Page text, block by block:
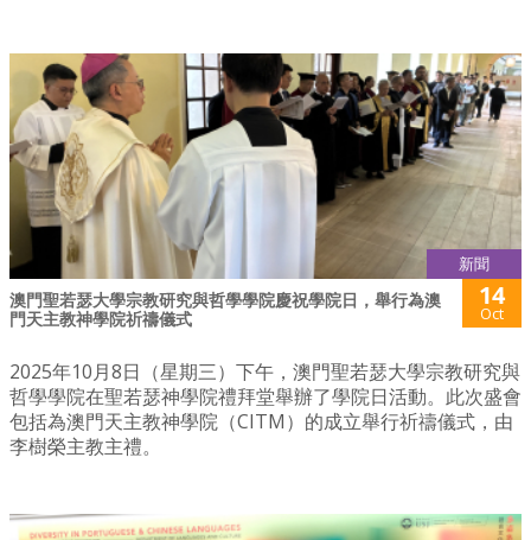
新聞
澳門聖若瑟大學宗教研究與哲學學院慶祝學院日，舉行為​澳
門天主教神學院祈禱儀式
14
Oct
2025年10月8日（星期三）下午，澳門聖若瑟大學宗教研究與
哲學學院在聖若瑟神學院禮拜堂舉辦了學院日活動。此次盛會
包括為澳門天主教神學院（CITM）的成立舉行祈禱儀式，由
李樹榮主教主禮。